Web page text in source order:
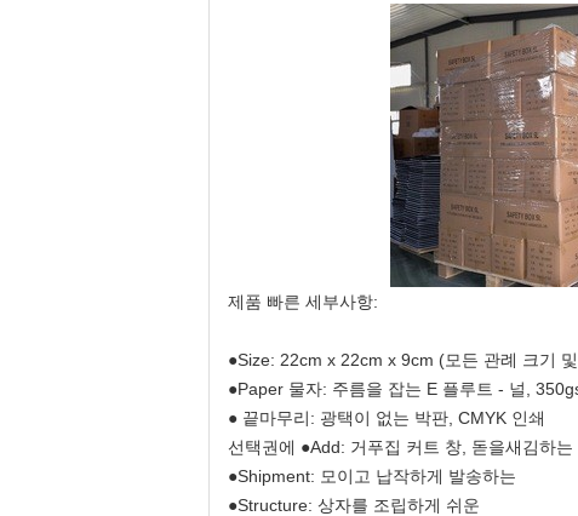
제품 빠른 세부사항:
●Size: 22cm x 22cm x 9cm (모든 관례 크기
●Paper 물자: 주름을 잡는 E 플루트 - 널,
● 끝마무리: 광택이 없는 박판, CMYK 인쇄
선택권에 ●Add: 거푸집 커트 창, 돋을새김하
●Shipment: 모이고 납작하게 발송하는
●Structure: 상자를 조립하게 쉬운